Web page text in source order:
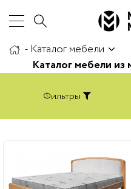
Доставка и сборка
- Каталог мебели
Каталог мебели из
Фильтры